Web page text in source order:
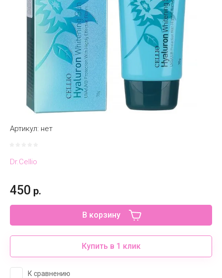
Артикул: нет
Dr.Cellio
450 р.
В корзину
Купить в 1 клик
К сравнению